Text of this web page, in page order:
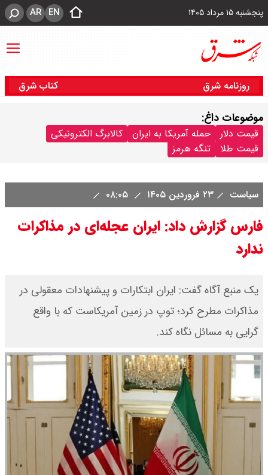
پنجشنبه ۱۵ مرداد ۱۴۰۵ EN
AR
روزنامه شرق کتاب شرق
موضوعات داغ:
قیمت دلار حمله آمریکا به ایران
کالابرگ الکترونیکی
قیمت طلا
تنگه هرمز
سیاست ۲۳ فروردین ۱۴۰۵
فارس گزارش داد: ایران عجله‌ای در مذاکرات
ندارد
یک منبع آگاه گفت: ایران ابتکارات و پیشنهادات معقولی در
مذاکرات مطرح کرد؛ توپ در زمین آمریکاست که با واقع
گرایی به مسائل نگاه کند.